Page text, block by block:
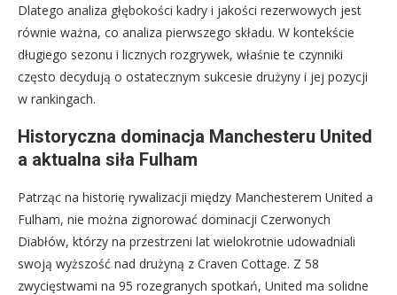
Dlatego analiza głębokości kadry i jakości rezerwowych jest
równie ważna, co analiza pierwszego składu. W kontekście
długiego sezonu i licznych rozgrywek, właśnie te czynniki
często decydują o ostatecznym sukcesie drużyny i jej pozycji
w rankingach.
Historyczna dominacja Manchesteru United
a aktualna siła Fulham
Patrząc na historię rywalizacji między Manchesterem United a
Fulham, nie można zignorować dominacji Czerwonych
Diabłów, którzy na przestrzeni lat wielokrotnie udowadniali
swoją wyższość nad drużyną z Craven Cottage. Z 58
zwycięstwami na 95 rozegranych spotkań, United ma solidne